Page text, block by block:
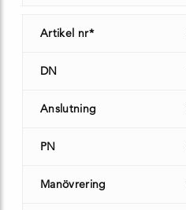
Artikel nr*
DN
Anslutning
PN
Manövrering